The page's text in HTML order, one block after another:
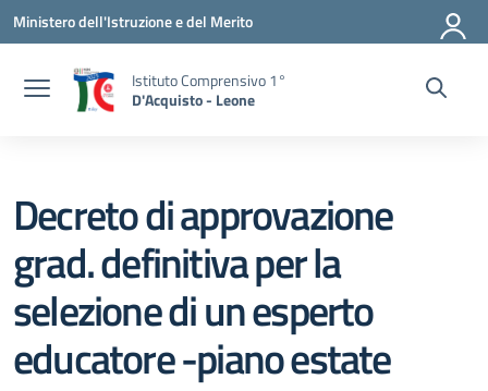
Vai ai contenuti
Vai al menu di navigazione
Vai al footer
Ministero dell'Istruzione e del Merito
Istituto Comprensivo 1°
D'Acquisto - Leone
Decreto di approvazione
grad. definitiva per la
selezione di un esperto
educatore -piano estate